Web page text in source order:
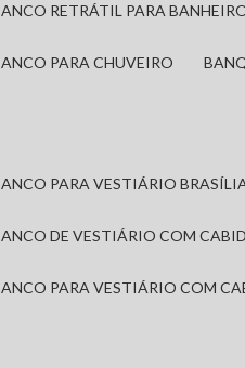
BANCO RETRÁTIL PARA
BANCO PARA CHUVEIRO
BANCO PARA VESTIÁRIO
BANCO DE VESTIÁRIO COM
BANCO PARA VESTIÁRIO COM